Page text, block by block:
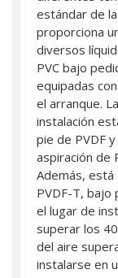
estándar de
proporciona
diversos
PVC bajo
equipadas
el arranque.
instalación
pie de PVDF
aspiración de
Además, está
PVDF-T, bajo
el lugar de
superar los
del aire
instalarse en